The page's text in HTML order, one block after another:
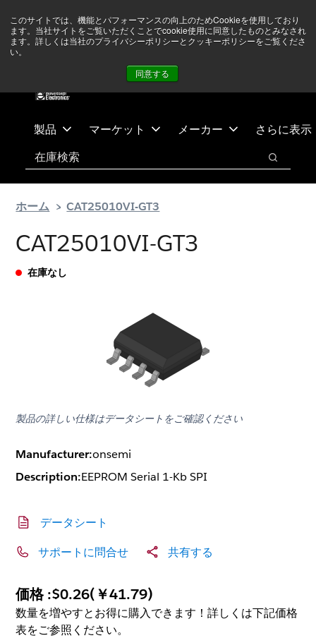
このサイトでは、機能とパフォーマンスの向上のためCookieを使用しており
ます。当社サイトをご覧いただくことでcookie使用に同意したものとみなされ
ます。詳しくは当社のプライバシーポリシーとクッキーポリシーをご覧くださ
い。
同意する
テ
ス
ありません 詳しい情報はこちら➜
製品 マーケット メーカー さらに表示
検索
検索
ホーム CAT25010VI-GT3
CAT25010VI-GT3
在庫なし
製品の詳しい仕様はデータシートをご確認ください
Manufacturer:onsemi
Description:EEPROM Serial 1-Kb SPI
データシート
サポートに問合せ 共有する
価格 :$0.26(￥41.79)
数量を増やすとお得に購入できます！詳しくは下記価格
表をご参照ください。